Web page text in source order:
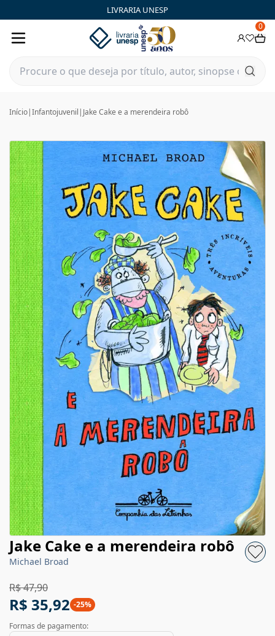
LIVRARIA UNESP
0
Início|Infantojuvenil | Jake Cake e a merendeira robô
Jake Cake e a merendeira robô
Michael Broad
R$ 47,90
R$ 35,92 -25%
Formas de pagamento: